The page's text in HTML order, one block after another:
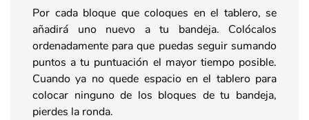
Por cada bloque que coloques en el tablero, se
añadirá uno nuevo a tu bandeja. Colócalos
ordenadamente para que puedas seguir sumando
puntos a tu puntuación el mayor tiempo posible.
Cuando ya no quede espacio en el tablero para
colocar ninguno de los bloques de tu bandeja,
pierdes la ronda.